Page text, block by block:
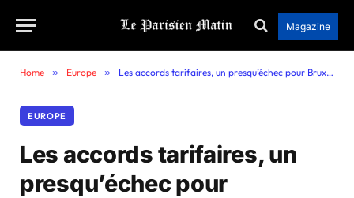
Magazine
Home » Europe » Les accords tarifaires, un presqu’échec pour Bruxelles
EUROPE
Les accords tarifaires, un
presqu’échec pour